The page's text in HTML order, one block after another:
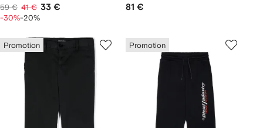
59 € 41 € 33 €
-30%-20%
81 €
Promotion Promotion